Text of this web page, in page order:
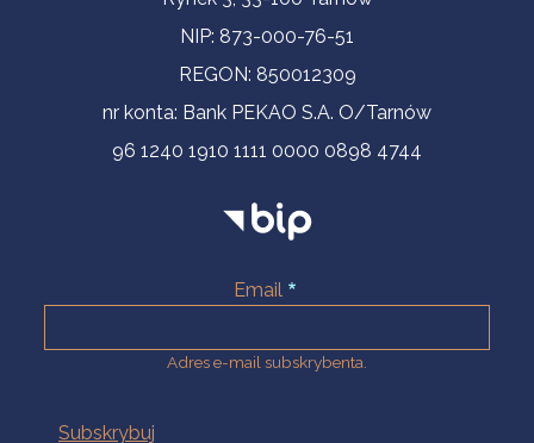
NIP: 873-000-76-51
REGON: 850012309
nr konta: Bank PEKAO S.A. O/Tarnów
96 1240 1910 1111 0000 0898 4744
Email
Adres e-mail subskrybenta.